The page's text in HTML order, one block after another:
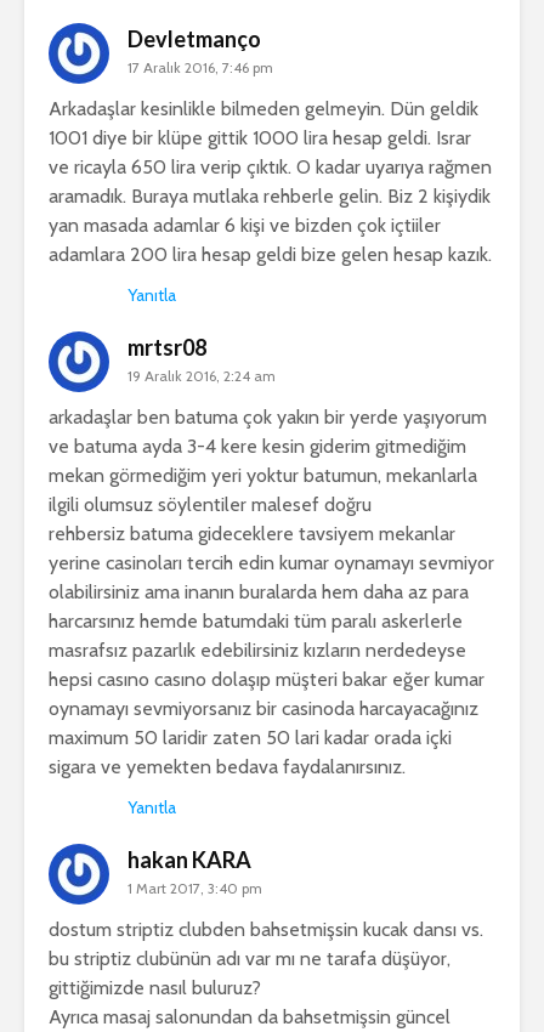
Devletmanço
17 Aralık 2016, 7:46 pm
Arkadaşlar kesinlikle bilmeden gelmeyin. Dün geldik
1001 diye bir klüpe gittik 1000 lira hesap geldi. Israr
ve ricayla 650 lira verip çıktık. O kadar uyarıya rağmen
aramadık. Buraya mutlaka rehberle gelin. Biz 2 kişiydik
yan masada adamlar 6 kişi ve bizden çok içtiiler
adamlara 200 lira hesap geldi bize gelen hesap kazık.
Yanıtla
mrtsr08
19 Aralık 2016, 2:24 am
arkadaşlar ben batuma çok yakın bir yerde yaşıyorum
ve batuma ayda 3-4 kere kesin giderim gitmediğim
mekan görmediğim yeri yoktur batumun, mekanlarla
ilgili olumsuz söylentiler malesef doğru
rehbersiz batuma gideceklere tavsiyem mekanlar
yerine casinoları tercih edin kumar oynamayı sevmiyor
olabilirsiniz ama inanın buralarda hem daha az para
harcarsınız hemde batumdaki tüm paralı askerlerle
masrafsız pazarlık edebilirsiniz kızların nerdedeyse
hepsi casıno casıno dolaşıp müşteri bakar eğer kumar
oynamayı sevmiyorsanız bir casinoda harcayacağınız
maximum 50 laridir zaten 50 lari kadar orada içki
sigara ve yemekten bedava faydalanırsınız.
Yanıtla
hakan KARA
1 Mart 2017, 3:40 pm
dostum striptiz clubden bahsetmişsin kucak dansı vs.
bu striptiz clubünün adı var mı ne tarafa düşüyor,
gittiğimizde nasıl buluruz?
Ayrıca masaj salonundan da bahsetmişsin güncel